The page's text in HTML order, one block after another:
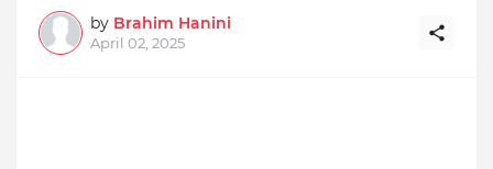
by Brahim Hanini
April 02, 2025